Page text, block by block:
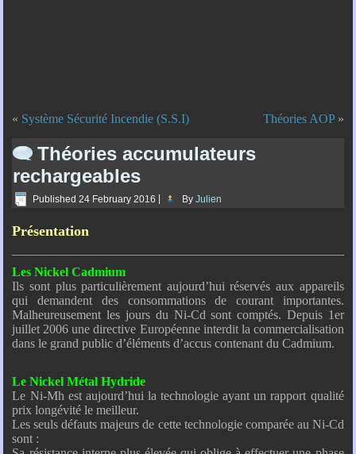
« Système Sécurité Incendie (S.S.I) Théories AOP»
Théories accumulateurs
rechargeables
Published 24 February 2016 By Julien
Présentation
Les Nickel Cadmium
Ils sont plus particulièrement aujourd’hui réservés aux appareils
qui demandent des consommations de courant importantes.
Malheureusement les jours du Ni-Cd sont comptés. Depuis 1er
juillet 2006 une directive Européenne interdit la commercialisation
dans le grand public d’éléments d’accus contenant du Cadmium.
Le Nickel Métal Hydride
Le Ni-Mh est aujourd’hui la technologie ayant un rapport qualité
prix longévité le meilleur.
Les seuls défauts majeurs de cette technologie comparée au Ni-Cd
sont :